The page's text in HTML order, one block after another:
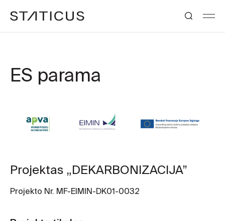
ES parama
Projektas „DEKARBONIZACIJA”
Projekto Nr. MF-EIMIN-DK01-0032